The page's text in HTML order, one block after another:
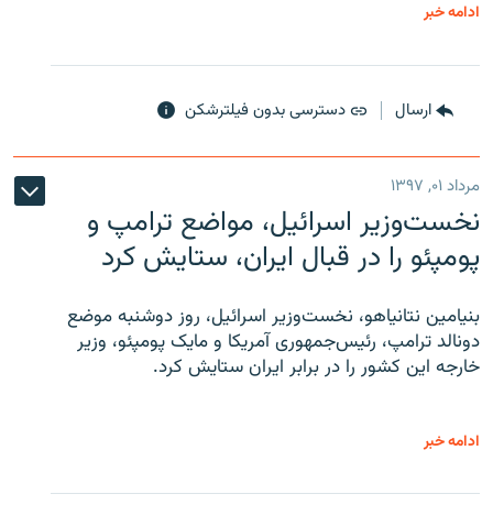
ادامه خبر
ارسال دسترسی بدون فیلترشکن
مرداد ۰۱, ۱۳۹۷
نخست‌وزیر اسرائیل، مواضع ترامپ و
پومپئو را در قبال ایران، ستایش کرد
بنیامین نتانیاهو، نخست‌وزیر اسرائیل، روز دوشنبه موضع
دونالد ترامپ، رئیس‌جمهوری آمریکا و مایک پومپئو، وزیر
خارجه این کشور را در برابر ایران ستایش کرد.
ادامه خبر